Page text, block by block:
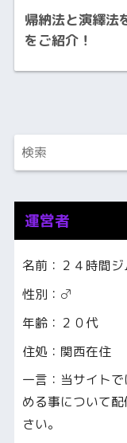
帰納法と演繹法
をご紹介！
運営者
名前：２４時間ジ
性別：♂
年齢：２０代
住処：関西在住
一言：当サイト
める事について
さい。